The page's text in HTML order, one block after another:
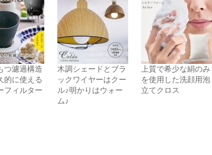
つ濾過構造
的に使える
フィルター
木調シェードとブラ
ックワイヤーはクー
ル♪明かりはウォー
ム♪
上質で希少な絹のみ
を使用した洗顔用泡
立てクロス